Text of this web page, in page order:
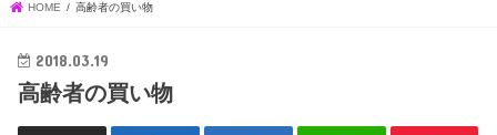
HOME 高齢者の買い物
2018.03.19
高齢者の買い物